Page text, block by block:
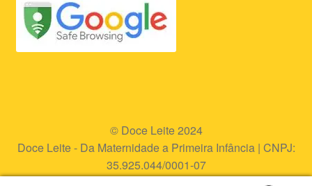
© Doce Leite 2024
Doce Leite - Da Maternidade a Primeira Infância | CNPJ:
35.925.044/0001-07